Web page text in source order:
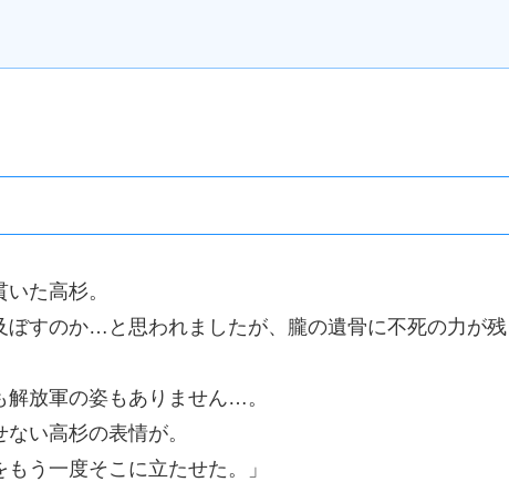
た高杉。
ぼすのか…と思われましたが、朧の遺骨に不死の力が
放軍の姿もありません…。
い高杉の表情が。
う一度そこに立たせた。」